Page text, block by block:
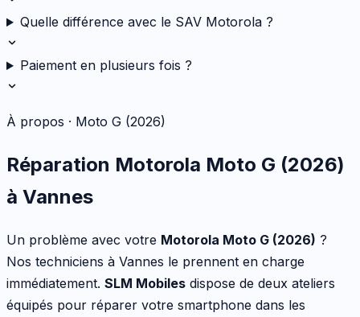
Quelle différence avec le SAV Motorola ?
Paiement en plusieurs fois ?
À propos · Moto G (2026)
Réparation Motorola Moto G (2026)
à Vannes
Un problème avec votre Motorola Moto G (2026) ?
Nos techniciens à Vannes le prennent en charge
immédiatement. SLM Mobiles dispose de deux ateliers
équipés pour réparer votre smartphone dans les